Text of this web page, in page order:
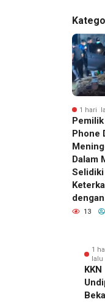
1 hari
Phone
Dalam
Selidiki
13
1
lalu
KKN